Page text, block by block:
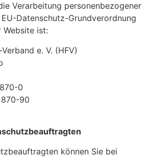
Verarbeitung personenbezogener
Datenschutz-Grundverordnung
Website ist:
e. V. (HFV)
0
90
können Sie bei